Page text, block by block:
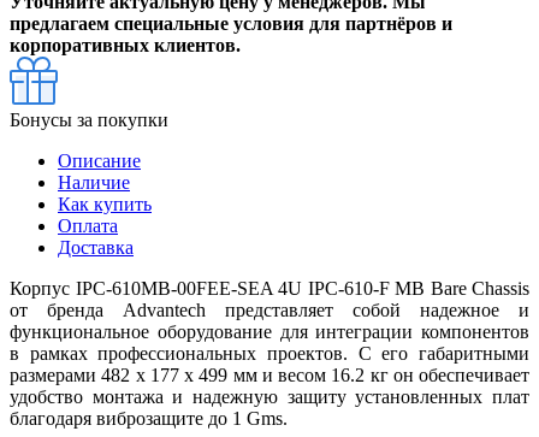
предлагаем специальные условия для партнёров и
корпоративных клиентов.
Бонусы за покупки
Описание
Наличие
Как купить
Оплата
Доставка
Корпус IPC-610MB-00FEE-SEA 4U IPC-610-F MB Bare Chassis
от бренда Advantech представляет собой надежное и
функциональное оборудование для интеграции компонентов
в рамках профессиональных проектов. С его габаритными
размерами 482 x 177 x 499 мм и весом 16.2 кг он обеспечивает
удобство монтажа и надежную защиту установленных плат
благодаря виброзащите до 1 Gms.